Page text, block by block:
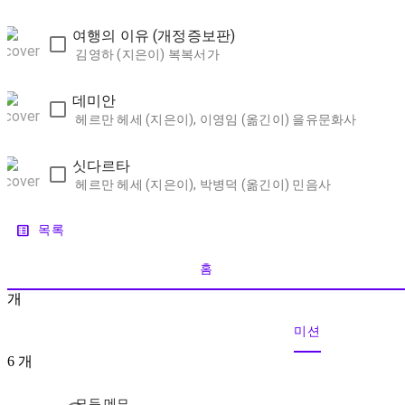
여행의 이유 (개정증보판)
김영하 (지은이) 복복서가
데미안
헤르만 헤세 (지은이), 이영임 (옮긴이) 을유문화사
싯다르타
헤르만 헤세 (지은이), 박병덕 (옮긴이) 민음사
list_alt 목록
홈
개
미션
6 개